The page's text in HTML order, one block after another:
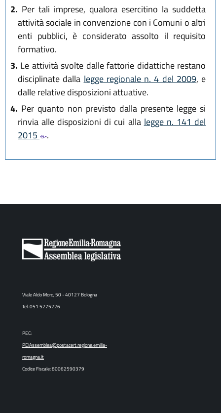
2. Per tali imprese, qualora esercitino la suddetta
attività sociale in convenzione con i Comuni o altri
enti pubblici, è considerato assolto il requisito
formativo.
3. Le attività svolte dalle fattorie didattiche restano
disciplinate dalla legge regionale n. 4 del 2009, e
dalle relative disposizioni attuative.
4. Per quanto non previsto dalla presente legge si
rinvia alle disposizioni di cui alla legge n. 141 del
2015
.
Viale Aldo Moro, 50 - 40127 Bologna
Tel. 051 5275226
PEC:
PEIAssemblea@postacert.regione.emilia-
romagna.it
Codice Fiscale: 80062590379